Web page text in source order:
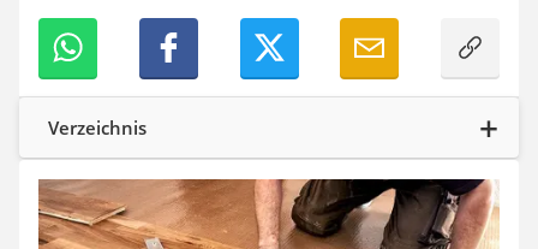
GPS-Tracker
Heizkissen
Digitale Zeitschaltuhr
Paketbriefkasten
Fensterkontaktschalter
Hygrometer
LED-Baustrahler
Aluleiter
Tiefengrund
Verzeichnis